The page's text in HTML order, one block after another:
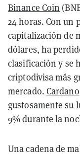
Binance Coin
24 horas. Con un
capitalización de
dólares, ha
clasificación y se
criptodivisa más
mercado. Cardano
gustosamente su
9% durante la
Una cadena de